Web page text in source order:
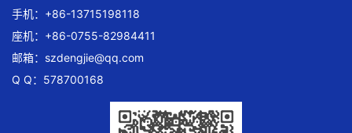
手机：+86-13715198118
座机：+86-0755-82984411
邮箱： szdengjie@qq.com
Q Q：578700168